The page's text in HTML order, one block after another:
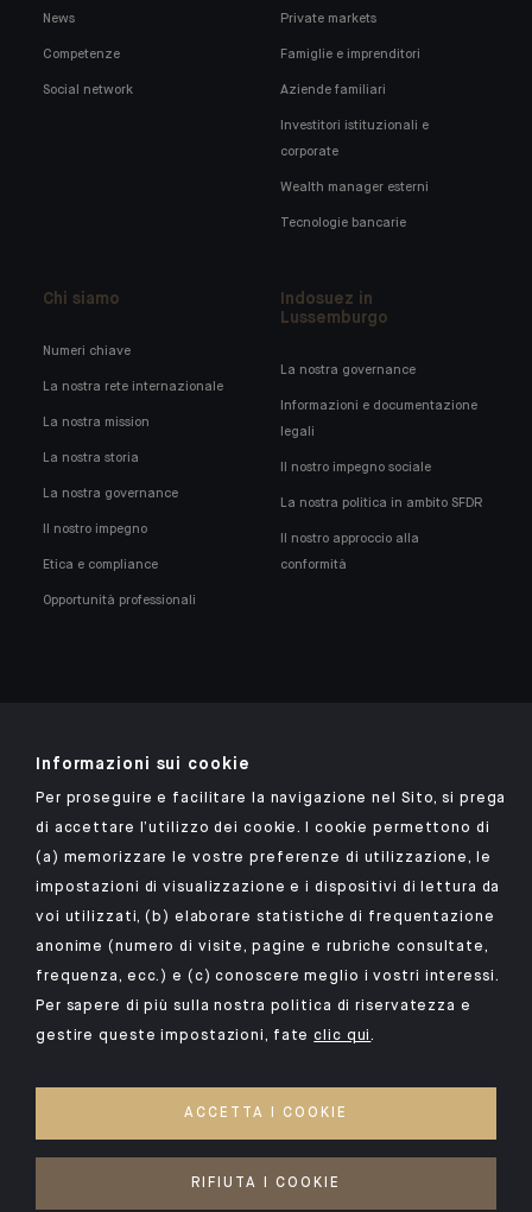
News
Competenze
Social network
Private markets
Famiglie e imprenditori
Aziende familiari
Investitori istituzionali e
corporate
Wealth manager esterni
Tecnologie bancarie
Chi siamo
Numeri chiave
La nostra rete internazionale
La nostra mission
La nostra storia
La nostra governance
Il nostro impegno
Etica e compliance
Opportunità professionali
Indosuez in
Lussemburgo
La nostra governance
Informazioni e documentazione
legali
Il nostro impegno sociale
La nostra politica in ambito SFDR
Il nostro approccio alla
conformità
Scarica l'app Indosuez
NOTE LEGALI
DATI PERSONALI
COOKIE
PSD2
Informazioni sui cookie
Per proseguire e facilitare la navigazione nel Sito, si prega
di accettare l’utilizzo dei cookie. I cookie permettono di
(a) memorizzare le vostre preferenze di utilizzazione, le
impostazioni di visualizzazione e i dispositivi di lettura da
voi utilizzati, (b) elaborare statistiche di frequentazione
anonime (numero di visite, pagine e rubriche consultate,
frequenza, ecc.) e (c) conoscere meglio i vostri interessi.
Per sapere di più sulla nostra politica di riservatezza e
gestire queste impostazioni, fateclic qui.
ACCETTA I COOKIE
RIFIUTA I COOKIE